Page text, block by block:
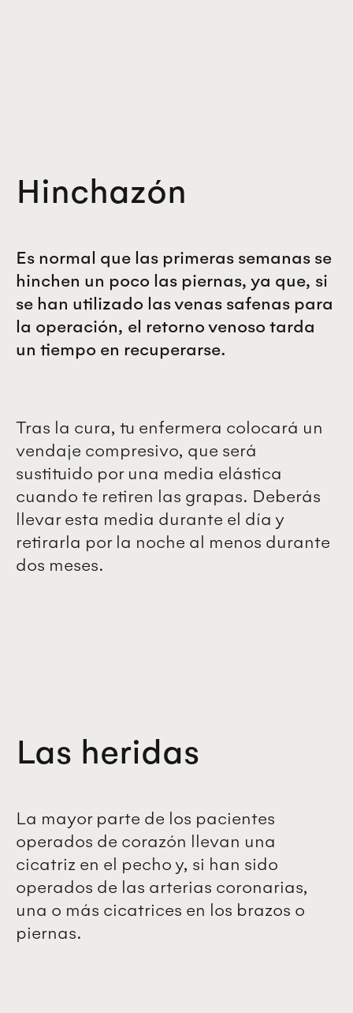
Hinchazón
Es normal que las primeras semanas se
hinchen un poco las piernas, ya que, si
se han utilizado las venas safenas para
la operación, el retorno venoso tarda
un tiempo en recuperarse.
Tras la cura, tu enfermera colocará un
vendaje compresivo, que será
sustituido por una media elástica
cuando te retiren las grapas. Deberás
llevar esta media durante el día y
retirarla por la noche al menos durante
dos meses.
Las heridas
La mayor parte de los pacientes
operados de corazón llevan una
cicatriz en el pecho y, si han sido
operados de las arterias coronarias,
una o más cicatrices en los brazos o
piernas.